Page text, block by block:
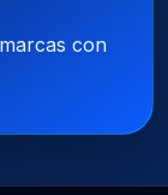
con